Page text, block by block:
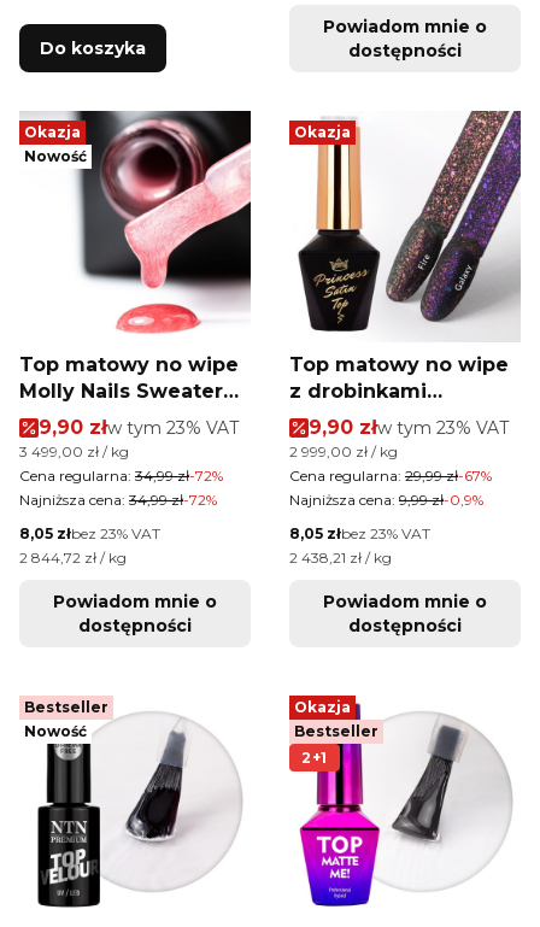
Do koszyka
Powiadom mnie o
dostępności
Okazja
Nowość
Top matowy no wipe
Molly Nails Sweater
Cotton Top Orange
HEMA/Di-HEMA Free
10g Nr 3
Cena promocyjna brutto
9,90 złw tym %s VAT
w tym 23% VAT
Cena jednostkowa brutto
3 499,00 zł / kg
Cena regularna: 34,99 zł-72%
Najniższa cena: 34,99 zł-72%
Cena netto
8,05 złbez 23% VAT
Cena jednostkowa netto
2 844,72 zł / kg
Powiadom mnie o
dostępności
Okazja
Top matowy no wipe
z drobinkami
MollyLac Princess
Satin Top Galaxy Nr 8
10g
Cena promocyjna
9,90 złw tym %s VAT
w tym 23% VAT
Cena jednostkowa brutto
2 999,00 zł / kg
Cena regularna: 29,99 zł-67%
Najniższa cena: 9,99 zł-0,9%
Cena netto
8,05 złbez 23% VAT
Cena jednostkowa netto
2 438,21 zł / kg
Powiadom mnie o
dostępności
Bestseller
Nowość
Okazja
Bestseller
2+1